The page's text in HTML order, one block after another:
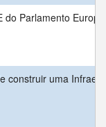
do Parlamento
construir uma